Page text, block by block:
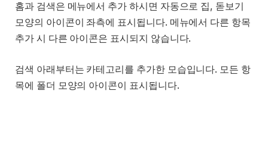
홈과 검색은 메뉴에서 추가 하시면 자동으로 집, 돋보기
모양의 아이콘이 좌측에 표시됩니다. 메뉴에서 다른 항목
추가 시 다른 아이콘은 표시되지 않습니다.
검색 아래부터는 카테고리를 추가한 모습입니다. 모든 항
목에 폴더 모양의 아이콘이 표시됩니다.